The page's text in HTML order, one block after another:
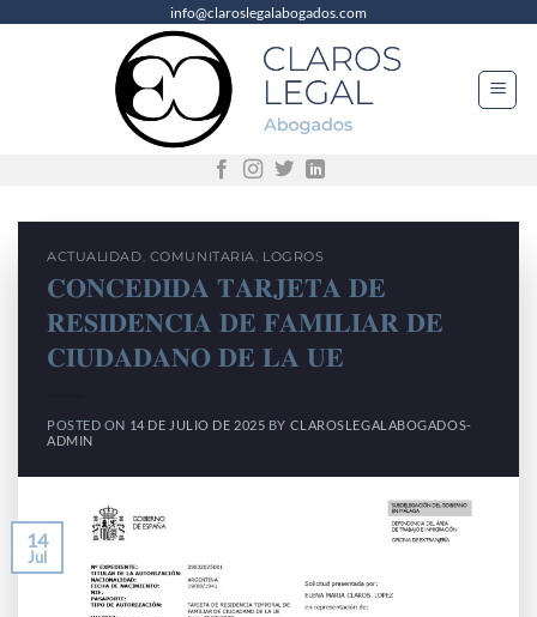
info@claroslegalabogados.com
ACTUALIDAD, COMUNITARIA, LOGROS
𝐂𝐎𝐍𝐂𝐄𝐃𝐈𝐃𝐀 𝐓𝐀𝐑𝐉𝐄𝐓𝐀 𝐃𝐄
𝐑𝐄𝐒𝐈𝐃𝐄𝐍𝐂𝐈𝐀 𝐃𝐄 𝐅𝐀𝐌𝐈𝐋𝐈𝐀𝐑 𝐃𝐄
𝐂𝐈𝐔𝐃𝐀𝐃𝐀𝐍𝐎 𝐃𝐄 𝐋𝐀 𝐔𝐄
POSTED ON 14 DE JULIO DE 2025 BY CLAROSLEGALABOGADOS-
ADMIN
14
Jul